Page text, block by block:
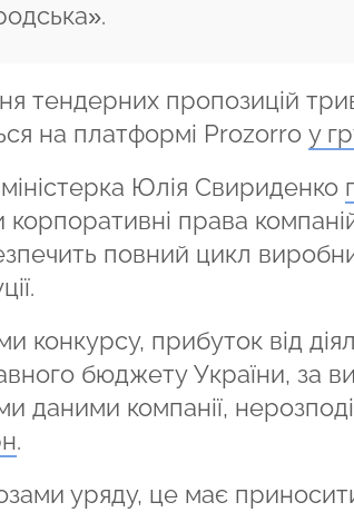
тендерних пропозицій
на платформі Prozorro у
Юлія Свириденко
корпоративні права
повний цикл
конкурсу, прибуток від
бюджету України, за
даними компанії,
.
уряду, це має